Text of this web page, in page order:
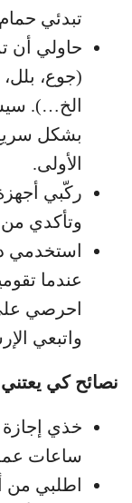
تبدئي
حاولي أن
(جوع،
الخ…).
بشكل
الأولى.
ركّبي
وتأكدي من
استخدمي
عندما
احرصي
واتبعي
نصائح كي يعتني
خذي
ساعات
اطلبي من